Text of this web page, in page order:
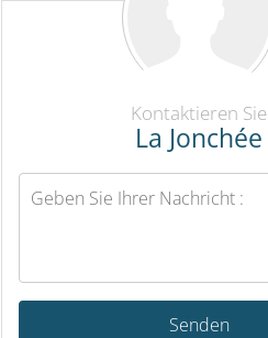
Kontaktieren Sie
La Jonchée
Senden